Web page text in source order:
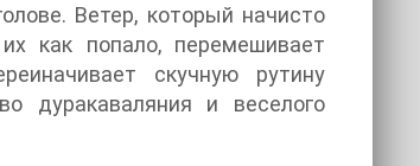
Ветер, который начисто
как попало, перемешивает
скучную рутину
дуракаваляния и веселого